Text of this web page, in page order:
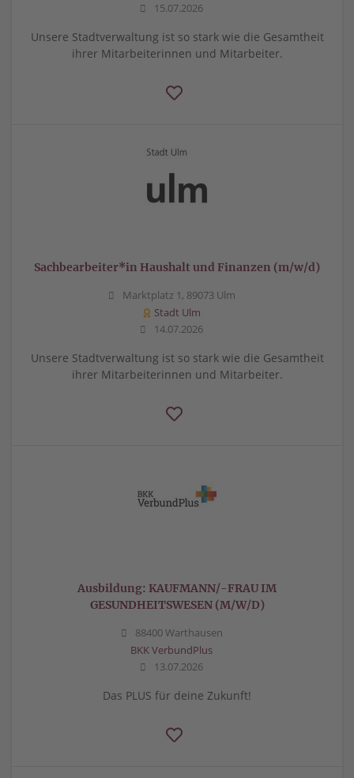
15.07.2026
Unsere Stadtverwaltung ist so stark wie die Gesamtheit
ihrer Mitarbeiterinnen und Mitarbeiter.
Sachbearbeiter*in Haushalt und Finanzen (m/w/d)
Marktplatz 1, 89073 Ulm
Stadt Ulm
14.07.2026
Unsere Stadtverwaltung ist so stark wie die Gesamtheit
ihrer Mitarbeiterinnen und Mitarbeiter.
Ausbildung: KAUFMANN/-FRAU IM
GESUNDHEITSWESEN (M/W/D)
88400 Warthausen
BKK VerbundPlus
13.07.2026
Das PLUS für deine Zukunft!